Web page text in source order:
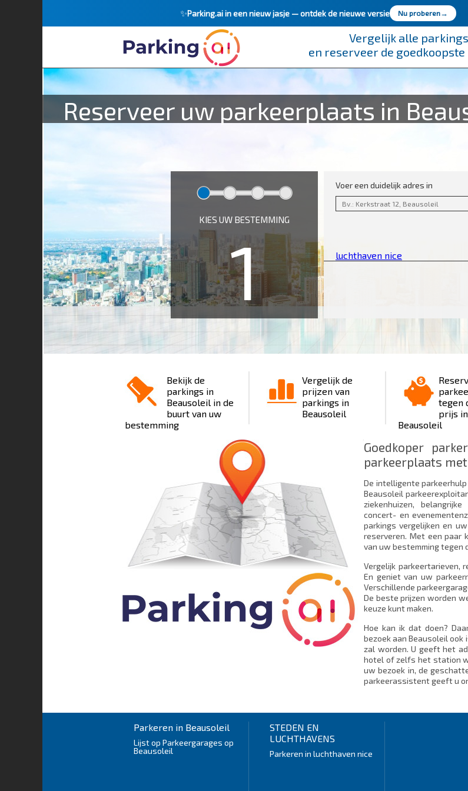
✨Parking.ai in een nieuw jasje —ontdek de nieuwe versie Nu proberen→
Vergelijk alle
en reserveer de
Reserveer uw parkeerplaats in
KIES UW BESTEMMING
1
Voer een duidelijk adres in
luchthaven nice
Bekijk de
parkings in
Beausoleil in de
buurt van uw
bestemming
Vergelijk de
prijzen van
parkings in
Beausoleil
tegen
prijs in
Beausoleil
Goedkoper
parkeerplaats met
De intelligente
Beausoleil
ziekenhuizen,
concert- en
parkings vergelijken en
reserveren. Met een paar
van uw bestemming tegen
Vergelijk parkeertarieven,
En geniet van uw
Verschillende
De beste prijzen worden
keuze kunt maken.
Hoe kan ik dat doen?
bezoek aan Beausoleil ook
zal worden. U geeft het
hotel of zelfs het station
uw bezoek in, de
parkeerassistent geeft u
Parkeren in Beausoleil
Lijst op Parkeergarages op
Beausoleil
STEDEN EN
LUCHTHAVENS
Parkeren in luchthaven nice